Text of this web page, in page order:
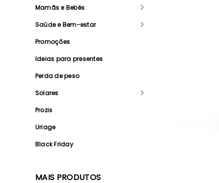
Mamãs e Bebés
Saúde e Bem-estar
Promoções
Ideias para presentes
Perda de peso
Solares
Prozis
Uriage
Black Friday
MAIS PRODUTOS